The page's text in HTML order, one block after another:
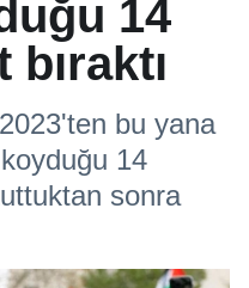
14
bu yana
14
sonra